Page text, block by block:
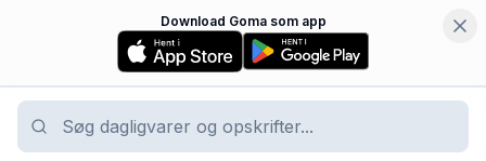
Download Goma som app